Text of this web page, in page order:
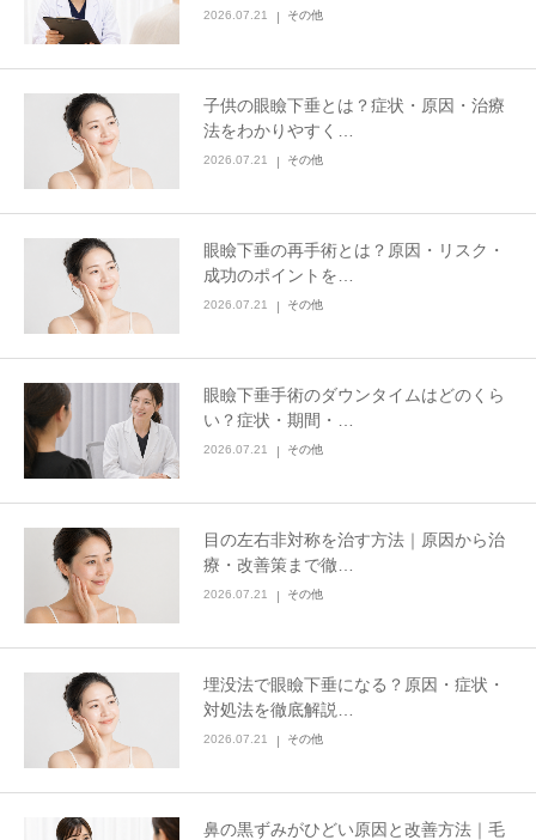
2026.07.21 その他
子供の眼瞼下垂とは？症状・原因・治療
法をわかりやすく…
2026.07.21 その他
眼瞼下垂の再手術とは？原因・リスク・
成功のポイントを…
2026.07.21 その他
眼瞼下垂手術のダウンタイムはどのくら
い？症状・期間・…
2026.07.21 その他
目の左右非対称を治す方法｜原因から治
療・改善策まで徹…
2026.07.21 その他
埋没法で眼瞼下垂になる？原因・症状・
対処法を徹底解説…
2026.07.21 その他
鼻の黒ずみがひどい原因と改善方法｜毛